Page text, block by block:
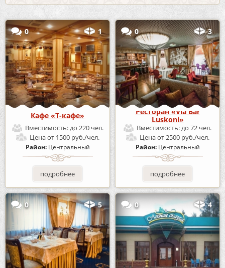
0 1
Кафе «Т-кафе»
Вместимость:до 220 чел.
Ценаот 1500 руб./чел.
Район: Центральный
подробнее
0 3
Ресторан «Via Bar
Luskoni»
Вместимость:до 72 чел.
Ценаот 2500 руб./чел.
Район: Центральный
подробнее
0 5 0 4